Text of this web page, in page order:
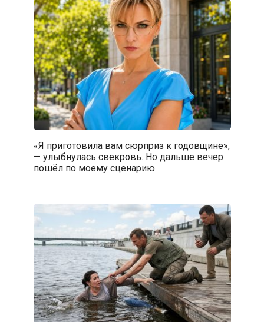
«Я приготовила вам сюрприз к годовщине»,
— улыбнулась свекровь. Но дальше вечер
пошёл по моему сценарию.